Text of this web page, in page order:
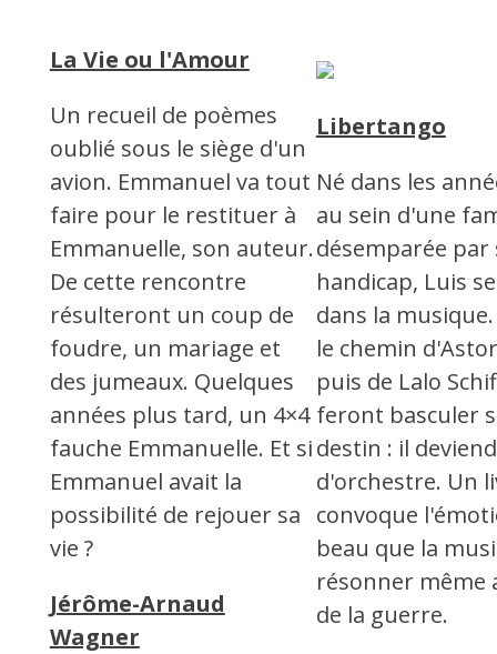
La Vie ou l'Amour
Un recueil de poèmes
oublié sous le siège d'un
avion. Emmanuel va tout
faire pour le restituer à
Emmanuelle, son auteur.
De cette rencontre
résulteront un coup de
foudre, un mariage et
des jumeaux. Quelques
années plus tard, un 4×4
fauche Emmanuelle. Et si
Emmanuel avait la
possibilité de rejouer sa
vie ?
Jérôme-Arnaud
Wagner
Libertango
Né dans les
au sein d'une
désemparée par
handicap, Luis
dans la
le chemin
puis de Lalo
feront basculer
destin : il
d'orchestre. Un
convoque
beau que la
résonner même
de la guerre.